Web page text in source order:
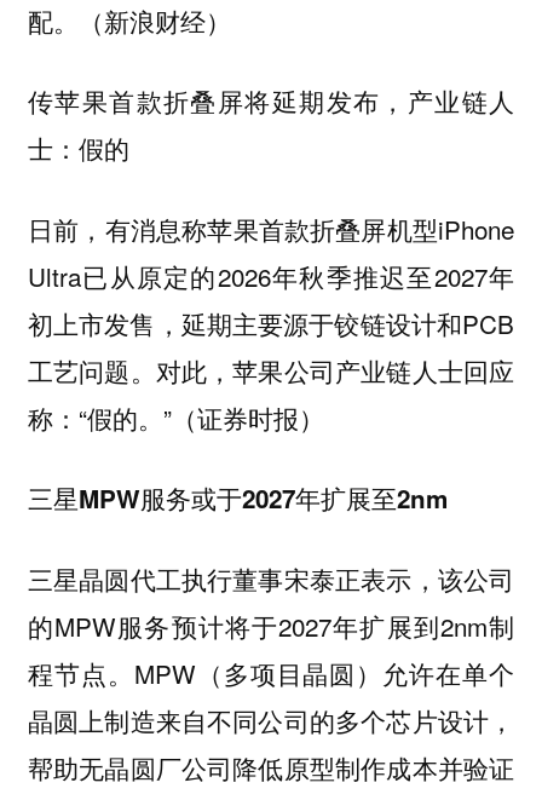
配。（新浪财经）
传苹果首款折叠屏将延期发布，产业链人
士：假的
日前，有消息称苹果首款折叠屏机型iPhone
Ultra已从原定的2026年秋季推迟至2027年
初上市发售，延期主要源于铰链设计和PCB
工艺问题。对此，苹果公司产业链人士回应
称：“假的。”（证券时报）
三星MPW服务或于2027年扩展至2nm
三星晶圆代工执行董事宋泰正表示，该公司
的MPW服务预计将于2027年扩展到2nm制
程节点。MPW（多项目晶圆）允许在单个
晶圆上制造来自不同公司的多个芯片设计，
帮助无晶圆厂公司降低原型制作成本并验证